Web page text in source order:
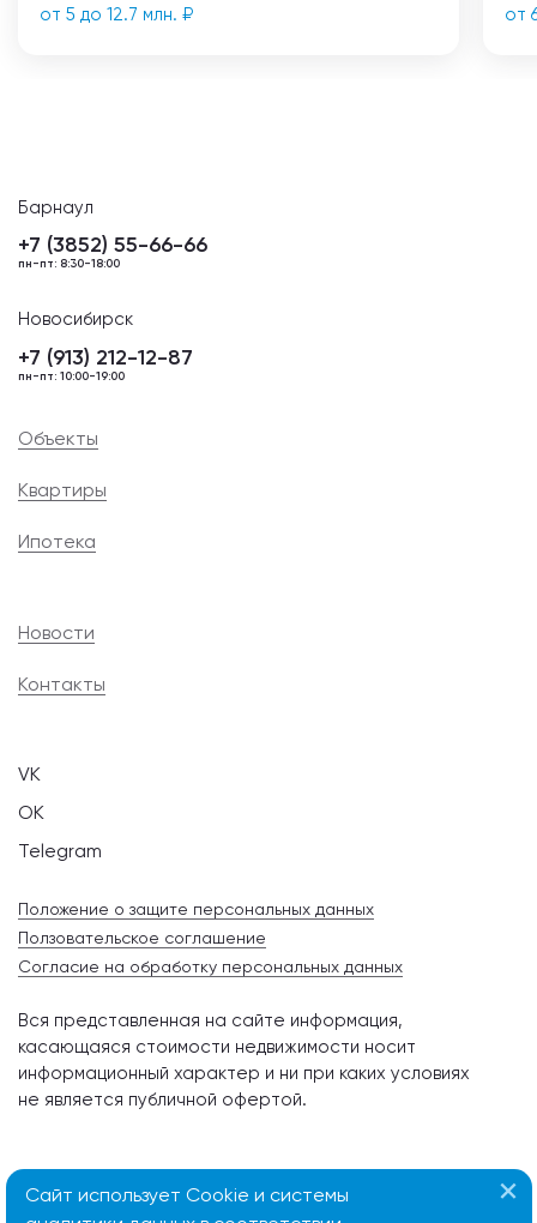
от 5 до 12.7 млн. ₽ от
Барнаул
+7 (3852) 55-66-66
пн-пт: 8:30-18:00
Новосибирск
+7 (913) 212-12-87
пн-пт: 10:00-19:00
Объекты
Квартиры
Ипотека
Новости
Контакты
VK
OK
Telegram
Положение о защите персональных данных
Ползовательское соглашение
Согласие на обработку персональных данных
Вся представленная на сайте информация,
касающаяся стоимости недвижимости носит
информационный характер и ни при каких условиях
не является публичной офертой.
Сайт использует Cookie и системы